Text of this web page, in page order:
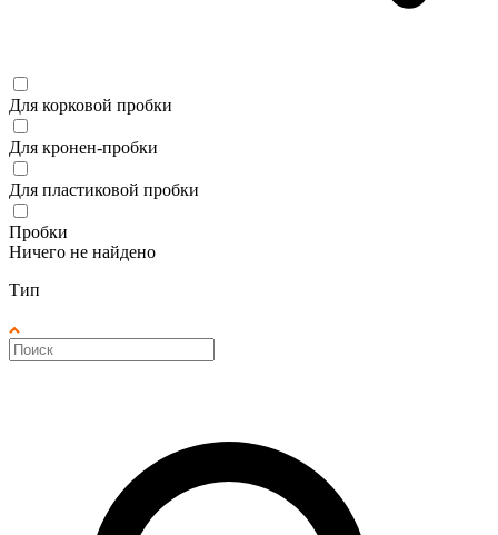
Для корковой пробки
Для кронен-пробки
Для пластиковой пробки
Пробки
Ничего не найдено
Тип